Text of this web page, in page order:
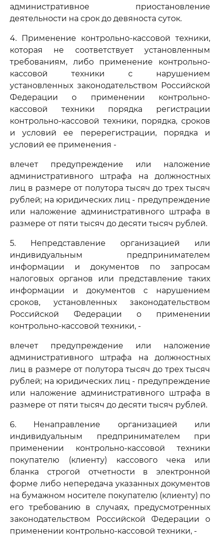
административное приостановление
деятельности на срок до девяноста суток.
4. Применение контрольно-кассовой техники,
которая не соответствует установленным
требованиям, либо применение контрольно-
кассовой техники с нарушением
установленных законодательством Российской
Федерации о применении контрольно-
кассовой техники порядка регистрации
контрольно-кассовой техники, порядка, сроков
и условий ее перерегистрации, порядка и
условий ее применения -
влечет предупреждение или наложение
административного штрафа на должностных
лиц в размере от полутора тысяч до трех тысяч
рублей; на юридических лиц - предупреждение
или наложение административного штрафа в
размере от пяти тысяч до десяти тысяч рублей.
5. Непредставление организацией или
индивидуальным предпринимателем
информации и документов по запросам
налоговых органов или представление таких
информации и документов с нарушением
сроков, установленных законодательством
Российской Федерации о применении
контрольно-кассовой техники, -
влечет предупреждение или наложение
административного штрафа на должностных
лиц в размере от полутора тысяч до трех тысяч
рублей; на юридических лиц - предупреждение
или наложение административного штрафа в
размере от пяти тысяч до десяти тысяч рублей.
6. Ненаправление организацией или
индивидуальным предпринимателем при
применении контрольно-кассовой техники
покупателю (клиенту) кассового чека или
бланка строгой отчетности в электронной
форме либо непередача указанных документов
на бумажном носителе покупателю (клиенту) по
его требованию в случаях, предусмотренных
законодательством Российской Федерации о
применении контрольно-кассовой техники, -